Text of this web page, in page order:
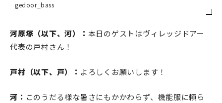
gedoor_bass
河原塚（以下、河）： 本日のゲストはヴィレッジドアー
代表の戸村さん！
戸村（以下、戸）： よろしくお願いします！
河： このうだる様な暑さにもかかわらず、機能服に頼ら